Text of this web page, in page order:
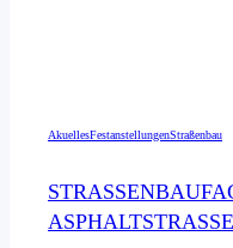
AkuellesFestanstellungenStraßenbau